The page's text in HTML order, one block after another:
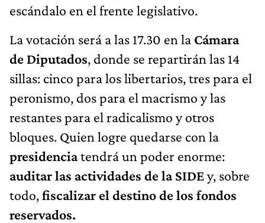
escándalo en el frente legislativo.
La votación será a las 17.30 en la Cámara
de Diputados, donde se repartirán las 14
sillas: cinco para los libertarios, tres para el
peronismo, dos para el macrismo y las
restantes para el radicalismo y otros
bloques. Quien logre quedarse con la
presidenciatendrá un poder enorme:
auditar las actividades de la SIDEy, sobre
todo,fiscalizar el destino de los fondos
reservados.